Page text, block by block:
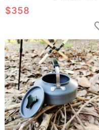
水壺 適用曲棍球 空手道 外銷品
質 運動水瓶
$358